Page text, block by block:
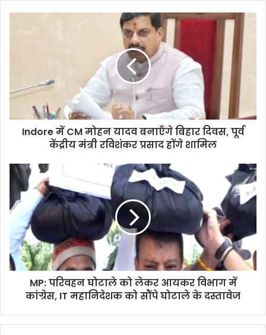
Indore में CM मोहन यादव बनाएँगे बिहार दिवस, पूर्व
केंद्रीय मंत्री रविशंकर प्रसाद होंगे शामिल
MP: परिवहन घोटाले को लेकर आयकर विभाग में
कांग्रेस, IT महानिदेशक को सौंपे घोटाले के दस्तावेज